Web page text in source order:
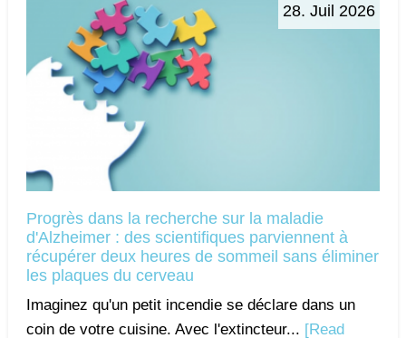
28. Juil 2026
Progrès dans la recherche sur la maladie
d'Alzheimer : des scientifiques parviennent à
récupérer deux heures de sommeil sans éliminer
les plaques du cerveau
Imaginez qu'un petit incendie se déclare dans un
coin de votre cuisine. Avec l'extincteur... [Read